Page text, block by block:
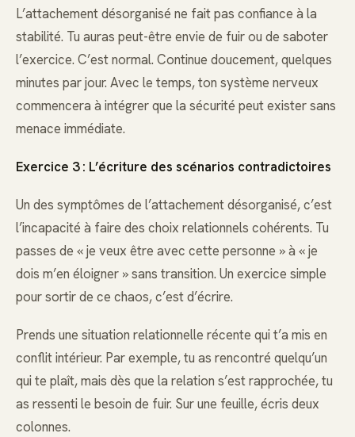
L’attachement désorganisé ne fait pas confiance à la
stabilité. Tu auras peut-être envie de fuir ou de saboter
l’exercice. C’est normal. Continue doucement, quelques
minutes par jour. Avec le temps, ton système nerveux
commencera à intégrer que la sécurité peut exister sans
menace immédiate.
Exercice 3 : L’écriture des scénarios contradictoires
Un des symptômes de l’attachement désorganisé, c’est
l’incapacité à faire des choix relationnels cohérents. Tu
passes de « je veux être avec cette personne » à « je
dois m’en éloigner » sans transition. Un exercice simple
pour sortir de ce chaos, c’est d’écrire.
Prends une situation relationnelle récente qui t’a mis en
conflit intérieur. Par exemple, tu as rencontré quelqu’un
qui te plaît, mais dès que la relation s’est rapprochée, tu
as ressenti le besoin de fuir. Sur une feuille, écris deux
colonnes.